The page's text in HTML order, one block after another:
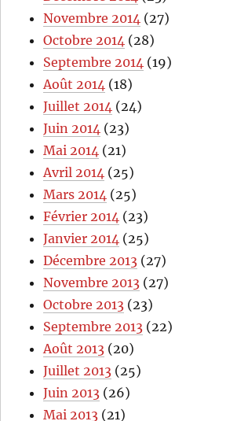
Novembre 2014 (27)
Octobre 2014 (28)
Septembre 2014 (19)
Août 2014 (18)
Juillet 2014 (24)
Juin 2014 (23)
Mai 2014 (21)
Avril 2014 (25)
Mars 2014 (25)
Février 2014 (23)
Janvier 2014 (25)
Décembre 2013 (27)
Novembre 2013 (27)
Octobre 2013 (23)
Septembre 2013 (22)
Août 2013 (20)
Juillet 2013 (25)
Juin 2013 (26)
Mai 2013 (21)